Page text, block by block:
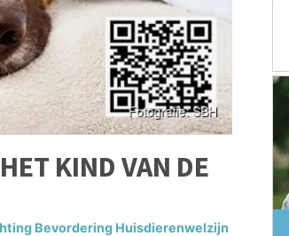
KIND VAN DE
Bevordering Huisdierenwelzijn